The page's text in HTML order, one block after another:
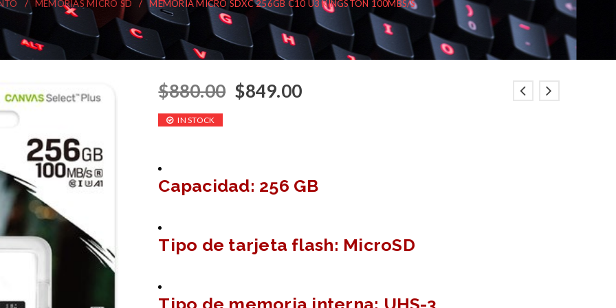
/ MEMORIAS MICRO SD / MEMORIA MICRO SDXC 256GB C10 U3 KINGSTON 100MBS/S
$880.00 $849.00
IN STOCK
Capacidad: 256 GB
Tipo de tarjeta flash: MicroSD
Tipo de memoria interna: UHS-3